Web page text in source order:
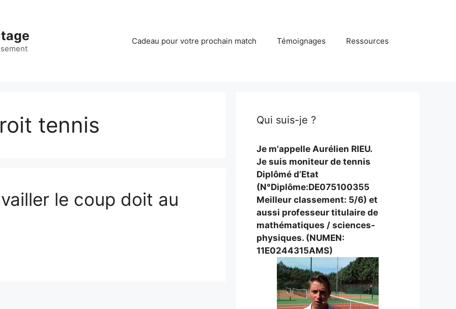
Cadeau pour votre prochain match Témoignages Ressources
tennis
le coup doit au
Qui suis-je ?
Je m'appelle Aurélien RIEU.
Je suis moniteur de tennis
Diplômé d’Etat
(N°Diplôme:DE075100355
Meilleur classement: 5/6) et
aussi professeur titulaire de
mathématiques / sciences-
physiques. (NUMEN:
11E0244315AMS)